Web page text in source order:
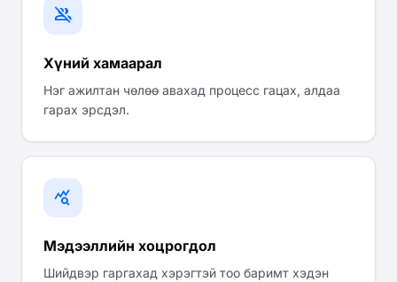
group_off
Хүний хамаарал
Нэг ажилтан чөлөө авахад процесс гацах, алдаа
гарах эрсдэл.
query_stats
Мэдээллийн хоцрогдол
Шийдвэр гаргахад хэрэгтэй тоо баримт хэдэн